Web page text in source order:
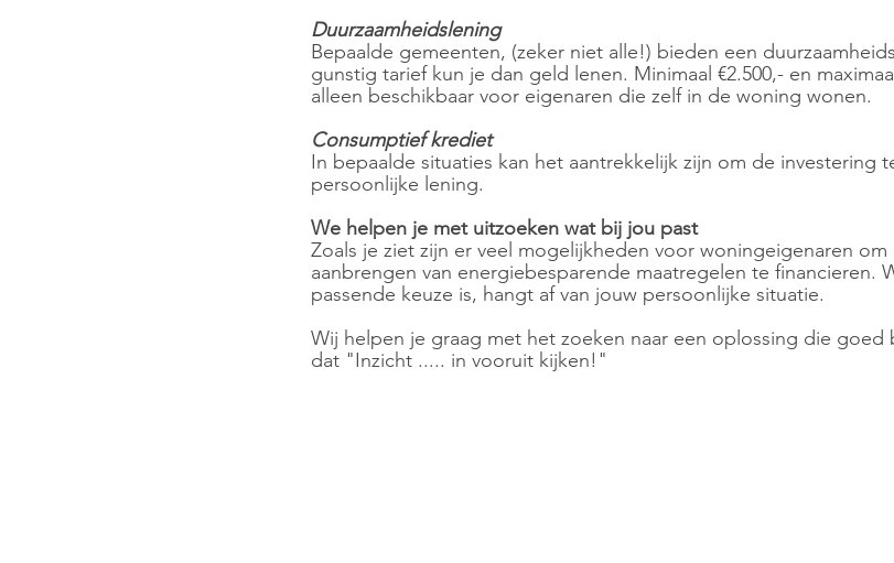
Duurzaamheidslening
Bepaalde gemeenten, (zeker niet alle!) bieden een
gunstig tarief kun je dan geld lenen. Minimaal €2.500,- en
alleen beschikbaar voor eigenaren die zelf in de woning wonen.
Consumptief krediet
In bepaalde situaties kan het aantrekkelijk zijn om de investering
persoonlijke lening.
We helpen je met uitzoeken wat bij jou past
Zoals je ziet zijn er veel mogelijkheden voor woningeigenaren
aanbrengen van energiebesparende maatregelen te financieren.
passende keuze is, hangt af van jouw persoonlijke situatie.
Wij helpen je graag met het zoeken naar een oplossing die goed
dat "Inzicht ..... in vooruit kijken!"